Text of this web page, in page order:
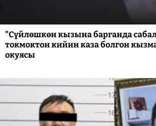
"Сүйлөшкөн кызына барганда
токмоктон кийин каза болгон
окуясы